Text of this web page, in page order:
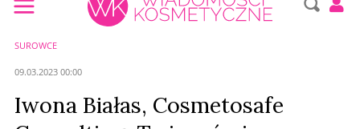
SUROWCE
09.03.2023 00:00
Iwona Białas, Cosmetosafe